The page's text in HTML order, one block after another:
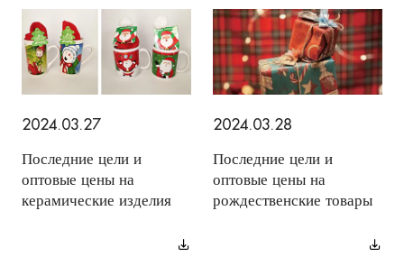
2024.03.27
Последние цели и
оптовые цены на
керамические изделия
2024.03.28
Последние цели и
оптовые цены на
рождественские товары